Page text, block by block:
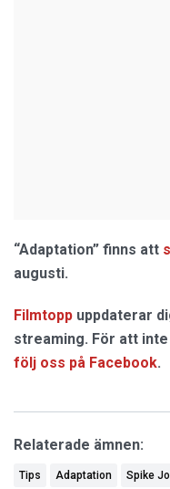
“Adaptation” finns att
augusti.
Filmtopp uppdaterar
streaming. För att
följ oss på Facebook.
Relaterade ämnen:
Tips Adaptation Spike